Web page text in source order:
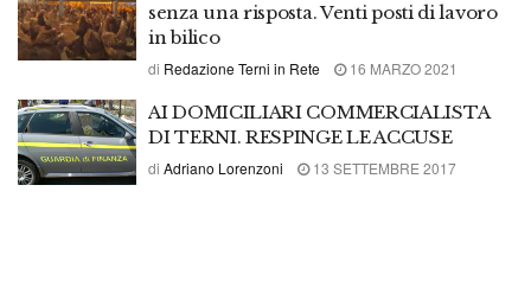
senza una risposta. Venti posti di lavoro
in bilico
di Redazione Terni in Rete 16 MARZO 2021
AI DOMICILIARI COMMERCIALISTA
DI TERNI. RESPINGE LE ACCUSE
di Adriano Lorenzoni 13 SETTEMBRE 2017